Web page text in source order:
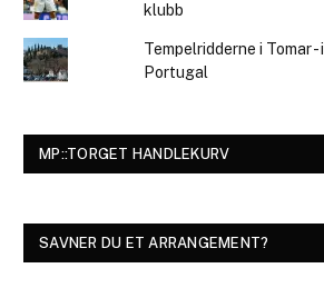
klubb
Tempelridderne i Tomar
Portugal
MP::TORGET HANDLEKURV
SAVNER DU ET ARRANGEMENT?